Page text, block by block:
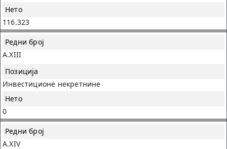
116.323
A.XIII
Инвестиционе некретнине
0
A.XIV